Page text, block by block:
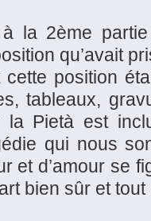
la 2ème
qu’avait
position
tableaux,
Pietà est
qui nous
et d’amour se
bien sûr et